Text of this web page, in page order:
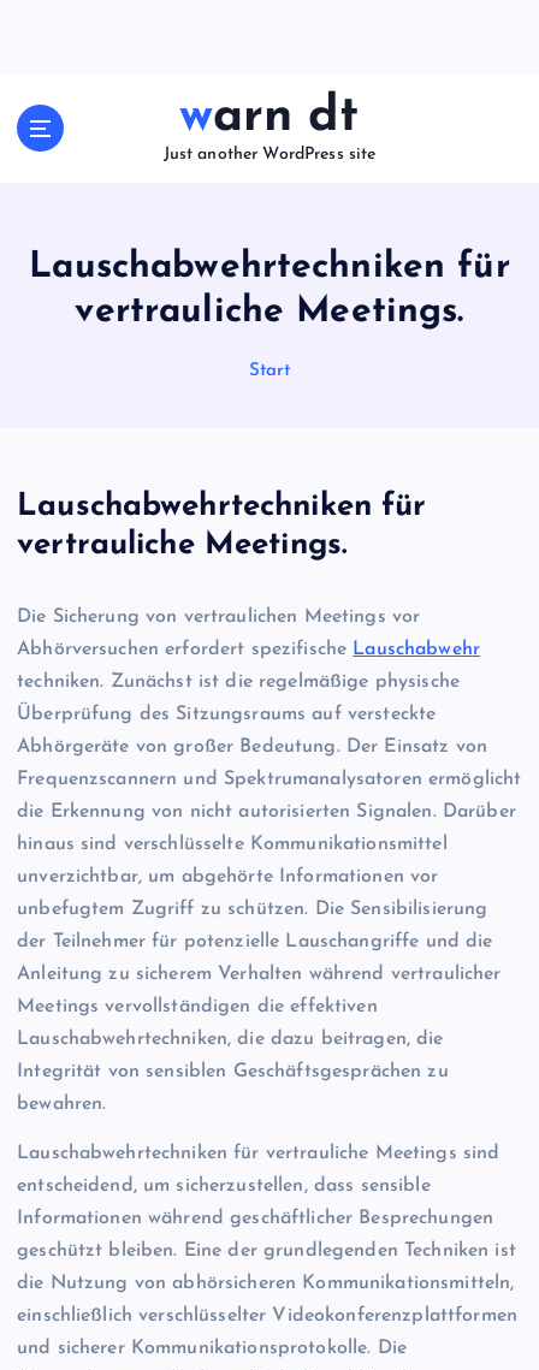
warn dt
Just another WordPress site
Lauschabwehrtechniken für
vertrauliche Meetings.
Start
Lauschabwehrtechniken für
vertrauliche Meetings.
Die Sicherung von vertraulichen Meetings vor
Abhörversuchen erfordert spezifische Lauschabwehr
techniken. Zunächst ist die regelmäßige physische
Überprüfung des Sitzungsraums auf versteckte
Abhörgeräte von großer Bedeutung. Der Einsatz von
Frequenzscannern und Spektrumanalysatoren ermöglicht
die Erkennung von nicht autorisierten Signalen. Darüber
hinaus sind verschlüsselte Kommunikationsmittel
unverzichtbar, um abgehörte Informationen vor
unbefugtem Zugriff zu schützen. Die Sensibilisierung
der Teilnehmer für potenzielle Lauschangriffe und die
Anleitung zu sicherem Verhalten während vertraulicher
Meetings vervollständigen die effektiven
Lauschabwehrtechniken, die dazu beitragen, die
Integrität von sensiblen Geschäftsgesprächen zu
bewahren.
Lauschabwehrtechniken für vertrauliche Meetings sind
entscheidend, um sicherzustellen, dass sensible
Informationen während geschäftlicher Besprechungen
geschützt bleiben. Eine der grundlegenden Techniken ist
die Nutzung von abhörsicheren Kommunikationsmitteln,
einschließlich verschlüsselter Videokonferenzplattformen
und sicherer Kommunikationsprotokolle. Die